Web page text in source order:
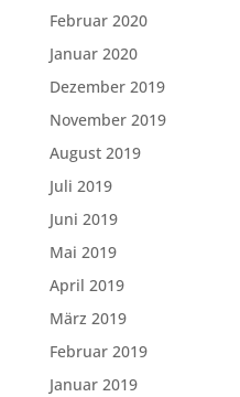
Februar 2020
Januar 2020
Dezember 2019
November 2019
August 2019
Juli 2019
Juni 2019
Mai 2019
April 2019
März 2019
Februar 2019
Januar 2019